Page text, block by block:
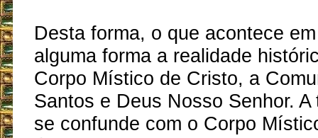
Desta forma, o que acontece
alguma forma a realidade
Corpo Místico de Cristo, a
Santos e Deus Nosso Senhor.
se confunde com o Corpo